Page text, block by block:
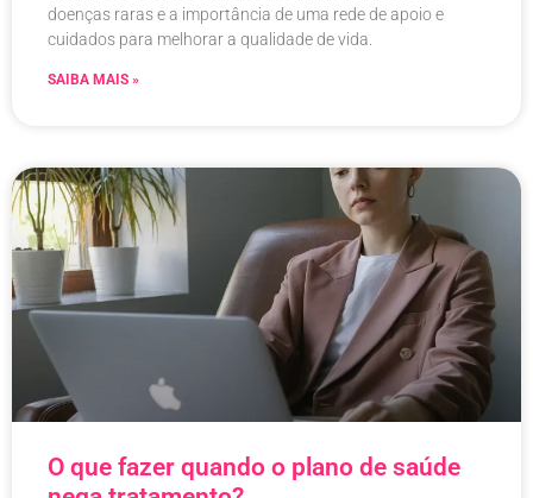
doenças raras e a importância de uma rede de apoio e
cuidados para melhorar a qualidade de vida.
SAIBA MAIS »
O que fazer quando o plano de saúde